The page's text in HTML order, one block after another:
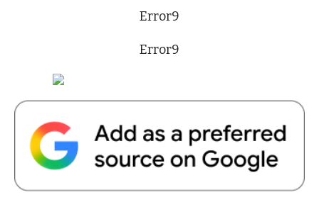
Error9
Error9